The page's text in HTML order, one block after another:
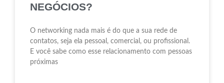
NEGÓCIOS?
O networking nada mais é do que a sua rede de
contatos, seja ela pessoal, comercial, ou profissional.
E você sabe como esse relacionamento com pessoas
próximas